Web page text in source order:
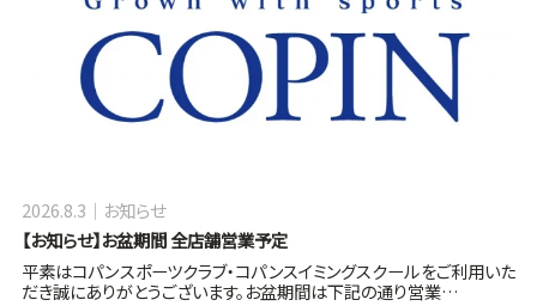
【お知らせ】お盆期間 全店舗営業予定
2026.8.3 お知らせ
平素はコパンスポーツクラブ・コパンスイミングスクールをご利用いた
だき誠にありがとうございます。お盆期間は下記の通り営業…